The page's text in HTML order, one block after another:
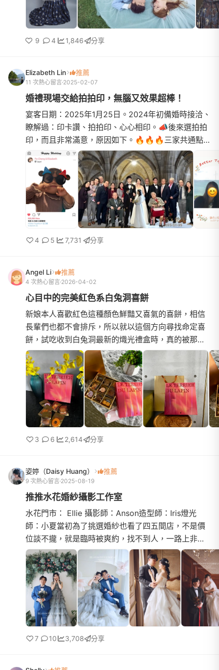
9 4 1,846 分享
Elizabeth Lin 推薦
11 次熱心留言 2025-02-07
婚禮現場交給拍拍印，無腦又效果超棒！
宴客日期：2025年1月25日。2024年初備婚時接洽、
瞭解過：印卡讚、拍拍印、心心相印。📣後來選拍拍
印，而且非常滿意，原因如下。🔥🔥🔥三家共通點:
🔥🔥🔥新人有電子檔+相冊+相框*******相紙印刷品
質PK 心心相印=印卡讚 &gt;...
4 5 7,731 分享
Angel Li 推薦
4 次熱心留言 2026-04-02
心目中的完美紅色系白兔洞喜餅
新娘本人喜歡紅色這種顏色鮮豔又喜氣的喜餅，相信
長輩們也都不會排斥，所以就以這個方向尋找命定喜
餅，試吃收到白兔洞最新的熾光禮盒時，真的被那抹
流動的彩霞色系迷住，禮盒像是一幅渲染的藝術作
品，從金橘到玫紅的...
3 6 2,614 分享
姿婷（Daisy Huang） 推薦
9 次熱心留言 2025-08-19
推推水花婚紗攝影工作室
水花門市： Ellie 攝影師：Anson造型師：Iris燈光
師：小夏當初為了挑選婚紗也看了四五間店，不是價
位談不攏，就是臨時被爽約，找不到人，一路上非常
波折～後來因為有朋友推薦水花，想說當天打電話預
約看看，沒想到非...
7 10 3,708 分享